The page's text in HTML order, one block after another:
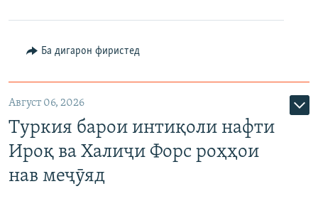
Ба дигарон фиристед
Август 06, 2026
Туркия барои интиқоли нафти
Ироқ ва Халиҷи Форс роҳҳои
нав меҷӯяд